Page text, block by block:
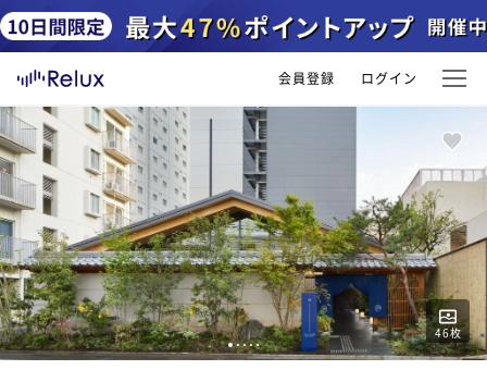
会員登録 ログイン
46枚
12345